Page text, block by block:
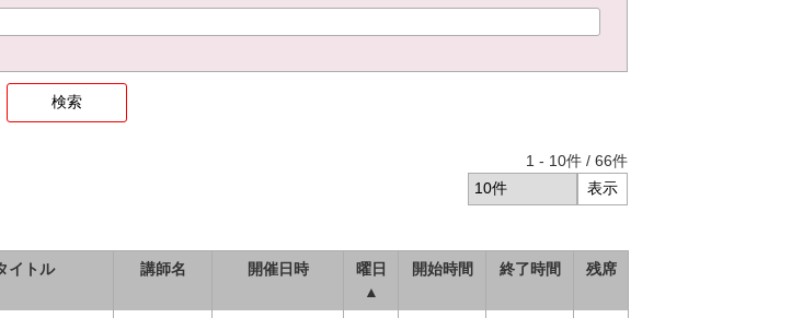
1 - 10件 / 66件
イトル 講師名 開催日時
曜日
▲
開始時間 終了時間 残席